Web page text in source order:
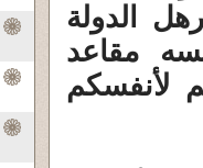
الدولة
مقاعد
لأنفسكم